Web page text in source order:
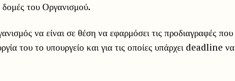
δομές του Οργανισμού.
να είναι σε θέση να εφαρμόσει τις προδιαγραφές που
του το υπουργείο και για τις οποίες υπάρχει deadline να